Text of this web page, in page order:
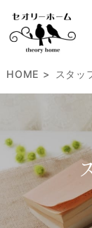
HOME スタッ